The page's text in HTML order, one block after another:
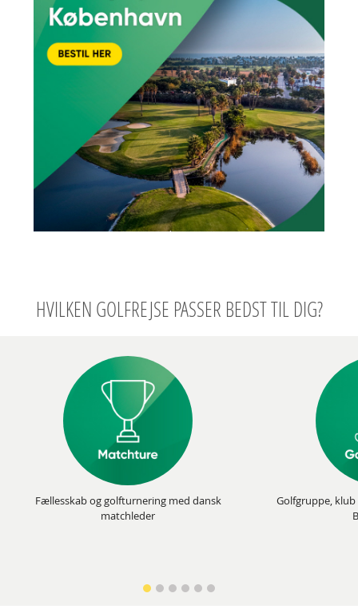
HVILKEN GOLFREJSE PASSER BEDST TIL DIG?
Fællesskab og golfturnering med dansk
matchleder
Golfgruppe,